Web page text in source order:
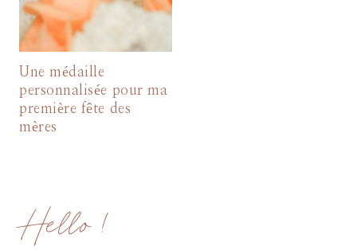
Une médaille
personnalisée pour ma
première fête des
mères
Hello !